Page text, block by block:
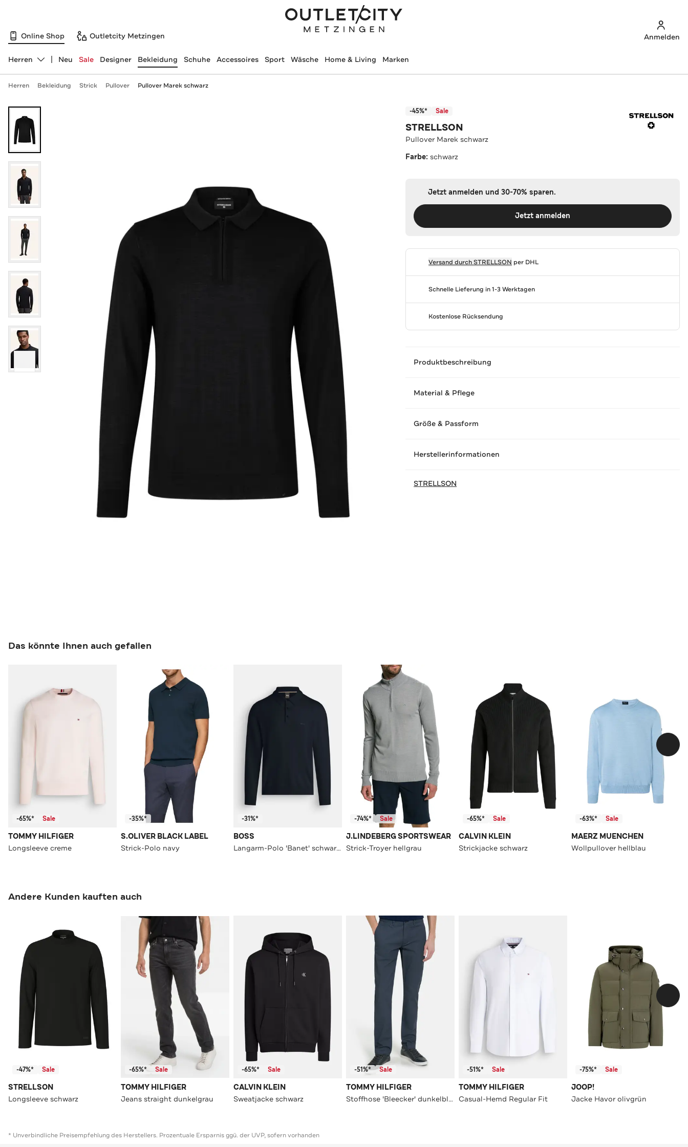
Online Shop Outletcity Metzingen Anmelden
Abteilung ändern, ausgewählt:
Herren Neu Sale Designer Bekleidung Schuhe Accessoires Sport Wäsche Home & Living Marken
Herren Bekleidung Strick Pullover Pullover Marek schwarz
-45%* Sale
STRELLSON
Pullover Marek schwarz
Farbe: schwarz
Jetzt anmelden und 30-70% sparen.
Jetzt anmelden
Versand durchSTRELLSON per DHL
Schnelle Lieferung in 1-3 Werktagen
Kostenlose Rücksendung
Produktbeschreibung
Material & Pflege
Größe & Passform
Herstellerinformationen
STRELLSON
Das könnte Ihnen auch gefallen
-65%* Sale
TOMMY HILFIGER
Longsleeve creme
-35%*
S.OLIVER BLACK LABEL
Strick-Polo navy
-31%*
BOSS
Langarm-Polo 'Banet' schwarzblau
-74%* Sale
J.LINDEBERG SPORTSWEAR
Strick-Troyer hellgrau
-65%* Sale
CALVIN KLEIN
Strickjacke schwarz
-63%* Sale
MAERZ MUENCHEN
Wollpullover hellblau
Andere Kunden kauften auch
-47%* Sale
STRELLSON
Longsleeve schwarz
-65%* Sale
TOMMY HILFIGER
Jeans straight dunkelgrau
-65%* Sale
CALVIN KLEIN
Sweatjacke schwarz
-51%* Sale
TOMMY HILFIGER
Stoffhose 'Bleecker' dunkelblau
-51%* Sale
TOMMY HILFIGER
Casual-Hemd Regular Fit
-75%* Sale
JOOP!
Jacke Havor olivgrün
* Unverbindliche Preisempfehlung des Herstellers. Prozentuale Ersparnis ggü. der UVP, sofern vorhanden